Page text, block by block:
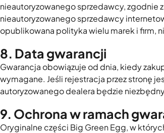
nieautoryzowanego sprzedawcy, zgodnie
nieautoryzowanego sprzedawcy
opublikowana polityka wielu marek i firm,
8. Data gwarancji
Gwarancja obowiązuje od dnia, kiedy
wymagane. Jeśli rejestracja przez stronę
autoryzowanego dealera będzie
9. Ochrona w ramach
Oryginalne części Big Green Egg, w